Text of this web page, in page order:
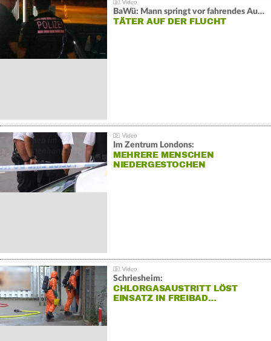
BaWü: Mann springt vor fahrendes Auto und schießt
TÄTER AUF DER FLUCHT
Im Zentrum Londons:
MEHRERE MENSCHEN
NIEDERGESTOCHEN
Schriesheim:
CHLORGASAUSTRITT LÖST
EINSATZ IN FREIBAD…